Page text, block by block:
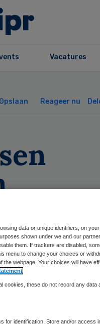
Vacatures
Opslaan Reageer nu
,17:18 25 keer gelezen
data or unique identifiers, on your
shown under we and our
them. If trackers are disabled,
menu to change your choices or
webpage. Your choices will have
cookies, these do not record any data
for identification. Store and/or access